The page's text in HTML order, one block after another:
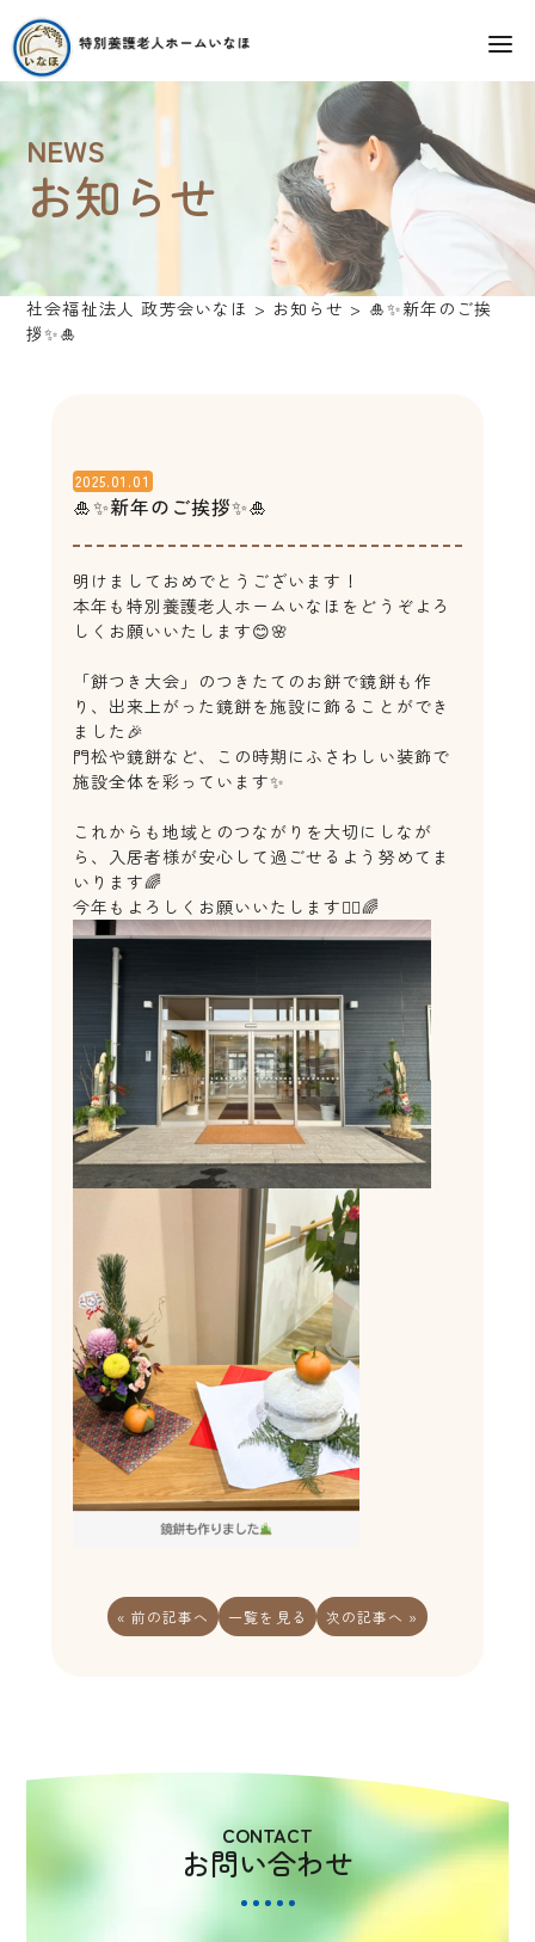
NEWS
お知らせ
社会福祉法人 政芳会いなほ > お知らせ > 🎍✨新年のご挨
拶✨🎍
2025.01.01
🎍✨新年のご挨拶✨🎍
明けましておめでとうございます！
本年も特別養護老人ホームいなほをどうぞよろ
しくお願いいたします😊🌸
「餅つき大会」のつきたてのお餅で鏡餅も作
り、出来上がった鏡餅を施設に飾ることができ
ました🎉
門松や鏡餅など、この時期にふさわしい装飾で
施設全体を彩っています✨
これからも地域とのつながりを大切にしなが
ら、入居者様が安心して過ごせるよう努めてま
いります🌈
今年もよろしくお願いいたします🙇‍♀️🌈
« 前の記事へ 一覧を見る 次の記事へ »
CONTACT
お問い合わせ